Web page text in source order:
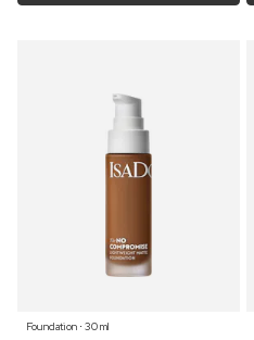
Foundation ⋅ 30 ml